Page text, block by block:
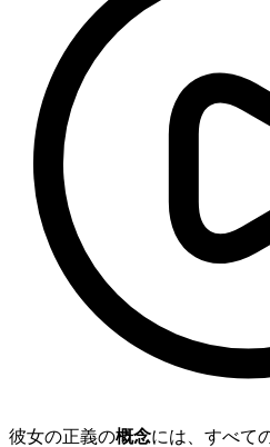
彼女の正義の概念には、すべて